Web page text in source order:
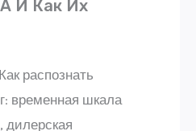
И Как Их
распознать
временная шкала